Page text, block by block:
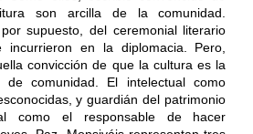
son arcilla de la comunidad.
supuesto, del ceremonial literario
en la diplomacia. Pero,
convicción de que la cultura es la
de comunidad. El intelectual como
y guardián del patrimonio
como el responsable de hacer